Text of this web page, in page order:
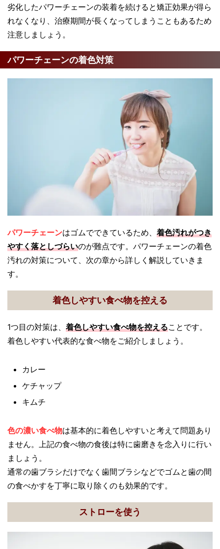
劣化したパワーチェーンの装着を続けると矯正効果が得ら
れなくなり、治療期間が長くなってしまうこともあるため
注意しましょう。
パワーチェーンの着色対策
パワーチェーンはゴムでできているため、 着色汚れがつき
やすく落としづらいのが難点です。パワーチェーンの着色
汚れの対策について、次の章から詳しく解説していきま
す。
着色しやすい食べ物を控える
1つ目の対策は、 着色しやすい食べ物を控えることです。
着色しやすい代表的な食べ物をご紹介しましょう。
カレー
ケチャップ
キムチ
色の濃い食べ物は基本的に着色しやすいと考えて問題あり
ません。上記の食べ物の食後は特に歯磨きを念入りに行い
ましょう。
通常の歯ブラシだけでなく歯間ブラシなどでゴムと歯の間
の食べかすを丁寧に取り除くのも効果的です。
ストローを使う